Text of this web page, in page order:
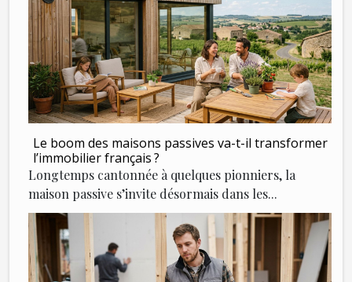
Le boom des maisons passives va-t-il transformer
l’immobilier français ?
Longtemps cantonnée à quelques pionniers, la
maison passive s’invite désormais dans les...